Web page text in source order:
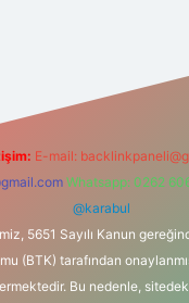
E-mail:
Whatsapp: 0262
@karabul
5651 Sayılı Kanun
(BTK) tarafından
Bu nedenle,